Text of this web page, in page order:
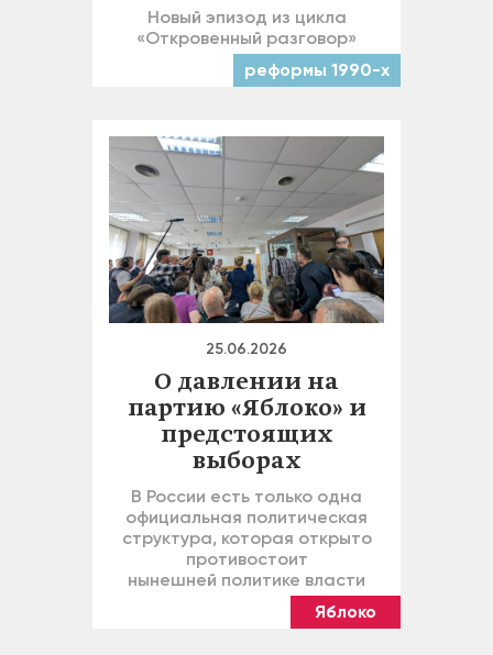
Новый эпизод из цикла
«Откровенный разговор»
реформы 1990-х
25.06.2026
О давлении на
партию «Яблоко» и
предстоящих
выборах
В России есть только одна
официальная политическая
структура, которая открыто
противостоит
нынешней политике власти
Яблоко